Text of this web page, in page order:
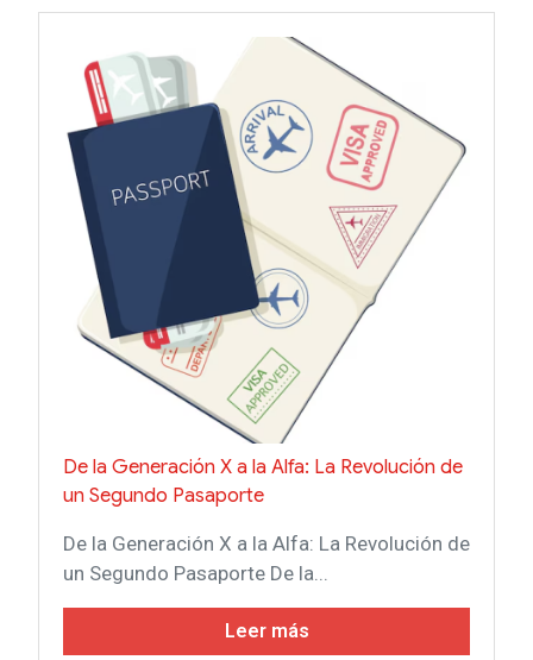
De la Generación X a la Alfa: La Revolución de
un Segundo Pasaporte
De la Generación X a la Alfa: La Revolución de
un Segundo Pasaporte De la...
Leer más